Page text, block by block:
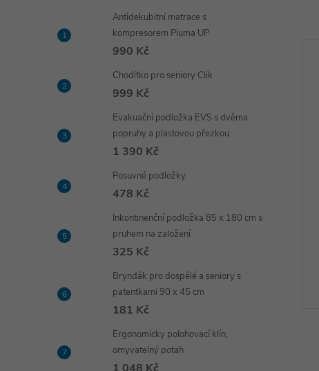
Antidekubitní matrace s
kompresorem Piuma UP
990 Kč
Chodítko pro seniory Clik
999 Kč
Evakuační podložka EVS s dvěma
popruhy a plastovou přezkou
1 390 Kč
Posuvné podložky
478 Kč
Inkontinenční podložka 85 x 180 cm s
pruhem na založení
325 Kč
Bryndák pro dospělé a seniory s
patentkami 90 x 45 cm
181 Kč
Ergonomicky polohovací klín,
omyvatelný potah